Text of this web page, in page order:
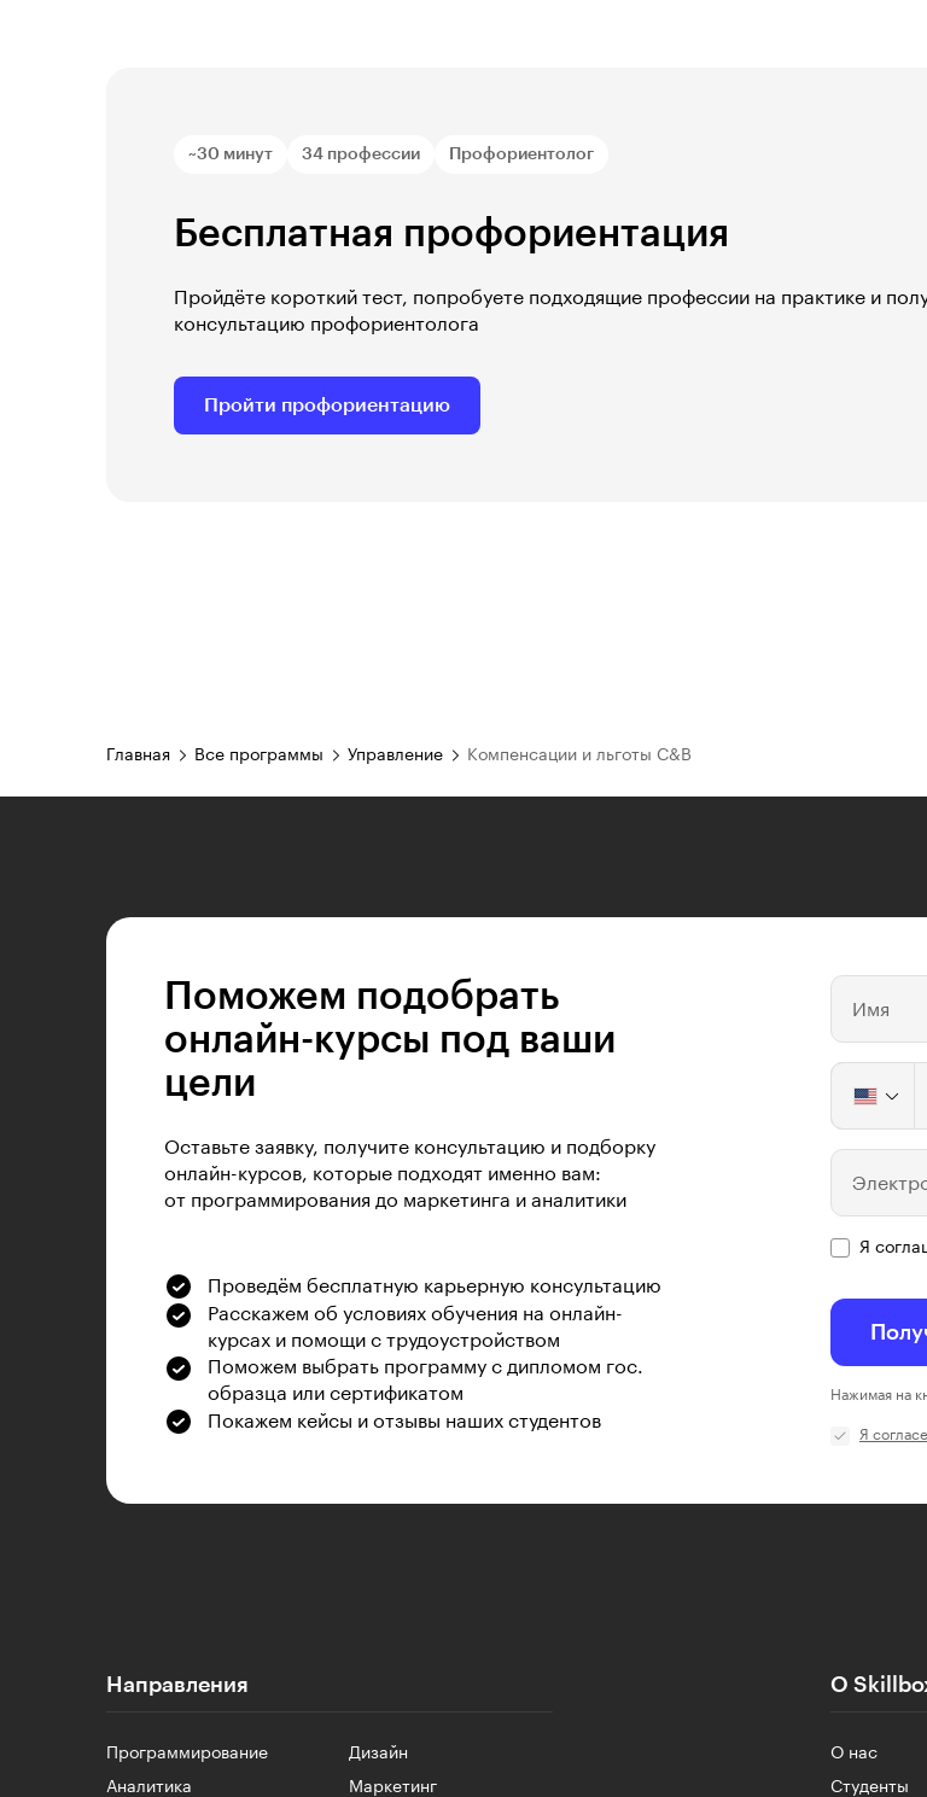
~30 минут 34 профессии Профориентолог
Бесплатная профориентация
Пройдёте короткий тест, попробуете подходящие профессии на практике и
консультацию профориентолога
Пройти профориентацию
Главная Все программы Управление Компенсации и льготы C&B
Поможем подобрать
онлайн-курсы под ваши
цели
Оставьте заявку, получите консультацию и подборку
онлайн-курсов, которые подходят именно вам:
от программирования до маркетинга и аналитики
Проведём бесплатную карьерную консультацию
Расскажем об условиях обучения на онлайн-
курсах и помощи с трудоустройством
Поможем выбрать программу с дипломом гос.
образца или сертификатом
Покажем кейсы и отзывы наших студентов
Имя
Я
Нажимая на
Я
Направления
Программирование
Дизайн
Аналитика
Маркетинг
О
О нас
Студенты